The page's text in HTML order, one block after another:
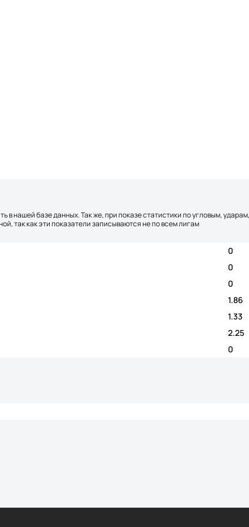
в нашей базе данных. Так же, при показе статистики по угловым,
так как эти показатели записываются не по всем лигам
0
0
0
1.86
1.33
2.25
0